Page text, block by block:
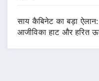
साय कैबिनेट का बड़ा
आजीविका हाट और हरित